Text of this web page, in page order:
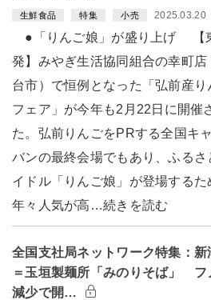
生鮮食品 特集 小売 2025.03.20
●「りんご娘」が盛り上げ 【
発】みやぎ生活協同組合の幸町店
台市）で恒例となった「弘前産り
フェア」が今年も2月22日に開催
た。弘前りんごをPRする全国キ
バンの最終会場でもあり、ふるさ
イドル「りんご娘」が登場するた
年々人気が高…続きを読む
全国支社局ネットワーク特集：新
＝玉垣製麺所「みのりそば」 フ
減少で開…